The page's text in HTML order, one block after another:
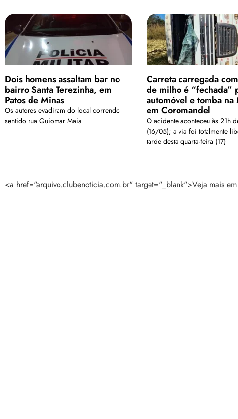
Dois homens assaltam bar no
bairro Santa Terezinha, em
Patos de Minas
Os autores evadiram do local correndo
sentido rua Guiomar Maia
Carreta carregada
de milho é “fechada”
automóvel e tomba na
em Coromandel
O acidente aconteceu às 21h
(16/05); a via foi totalmente
tarde desta quarta-feira (17)
<a href="arquivo.clubenoticia.com.br" target="_blank">Veja mais